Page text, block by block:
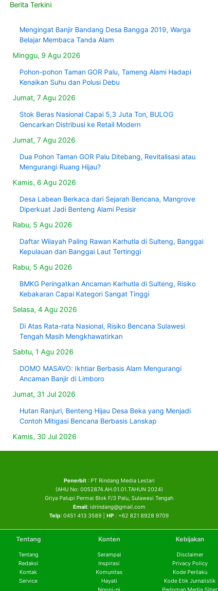
Berita Terkini
Mengingat Banjir Bandang Desa Bangga 2019, Warga
Belajar Membaca Tanda Alam
Minggu, 9 Agu 2026
Pohon-pohon Taman GOR Palu, Tameng Alami Hadapi
Kenaikan Suhu dan Polusi Debu
Jumat, 7 Agu 2026
Stok Beras Nasional Capai 5,3 Juta Ton, BULOG
Gencarkan Distribusi ke Retail Modern
Jumat, 7 Agu 2026
Dua Pohon Taman GOR Palu Ditebang, Revitalisasi atau
Mengurangi Ruang Hijau?
Kamis, 6 Agu 2026
Desa Labean Berkaca dari Sejarah Bencana, Mangrove
Diperkuat Jadi Benteng Alami Pesisir
Rabu, 5 Agu 2026
Daftar Wilayah Paling Rawan Karhutla di Sulteng, Banggai
Kepulauan dan Banggai Laut Tertinggi
Rabu, 5 Agu 2026
BMKG Peringatkan Ancaman Karhutla di Sulteng, Risiko
Kebakaran Capai Kategori Sangat Tinggi
Selasa, 4 Agu 2026
Di Atas Rata-rata Nasional, Risiko Bencana Sulawesi
Tengah Masih Mengkhawatirkan
Sabtu, 1 Agu 2026
DOMO MASAVO: Ikhtiar Berbasis Alam Mengurangi
Ancaman Banjir di Limboro
Jumat, 31 Jul 2026
Hutan Ranjuri, Benteng Hijau Desa Beka yang Menjadi
Contoh Mitigasi Bencana Berbasis Lanskap
Kamis, 30 Jul 2026
Penerbit: PT Rindang Media Lestari
(AHU No: 0052874.AH.01.01.TAHUN 2024)
Griya Palupi Permai Blok F/3 Palu, Sulawesi Tengah
Email: idrindang@gmail.com
Telp: 0451 413 3589 | HP : +62 821 8928 9709
Tentang
Tentang
Redaksi
Kontak
Service
Konten
Serampai
Inspirasi
Komunitas
Hayati
Ngopi-ni
Kebijakan
Disclaimer
Privacy Policy
Kode Perilaku
Kode Etik Jurnalistik
Pedoman Media Siber